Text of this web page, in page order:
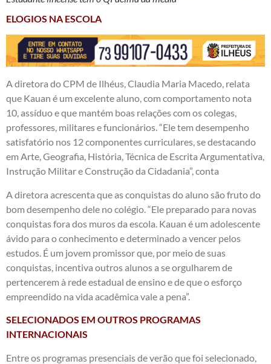
ELOGIOS NA ESCOLA
A diretora do CPM de Ilhéus, Claudia Maria Macedo, relata
que Kauan é um excelente aluno, com comportamento nota
10, assíduo e que mantém boas relações com os colegas,
professores, militares e funcionários. “Ele tem desempenho
satisfatório nos 12 componentes curriculares, se destacando
em Arte, Geografia, História, Técnica de Escrita Argumentativa,
Instrução Militar e Construção da Cidadania”, conta
A diretora acrescenta que as conquistas do aluno são fruto do
bom desempenho dele no colégio. “Ele preparado para novas
conquistas fora dos muros da escola. Kauan é um adolescente
ávido para o conhecimento e determinado a vencer pelos
estudos. É um jovem promissor que, por meio de suas
conquistas, incentiva outros alunos a se orgulharem de
pertencerem à rede estadual de ensino e de que o esforço
empreendido na vida acadêmica vale a pena”.
SELECIONADOS EM OUTROS PROGRAMAS
INTERNACIONAIS
Entre os programas presenciais de verão que foi selecionado,